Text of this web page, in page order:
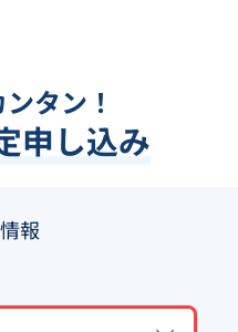
タン！
申し込み
報